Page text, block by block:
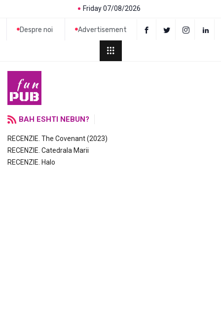
Friday 07/08/2026
Despre noi Advertisement
BAH ESHTI NEBUN?
RECENZIE. The Covenant (2023)
RECENZIE. Catedrala Marii
RECENZIE. Halo